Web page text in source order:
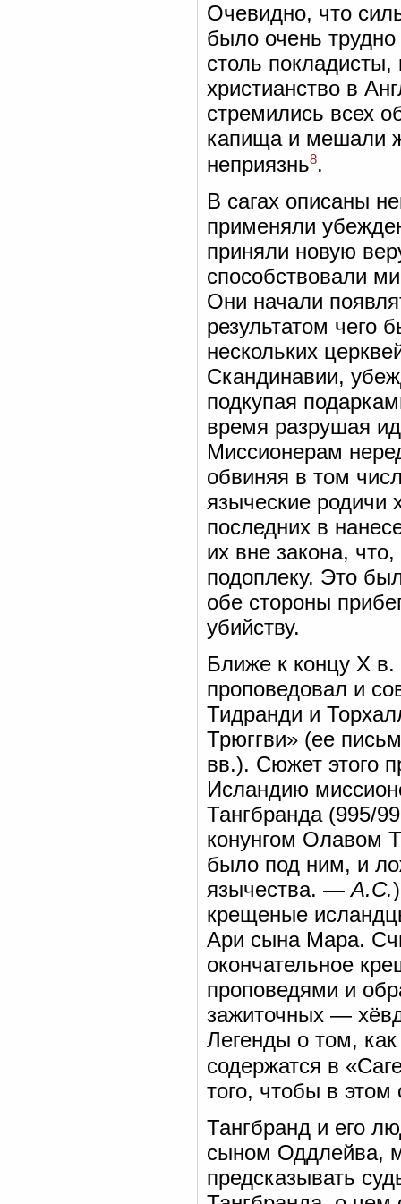
Очевидно, что
было очень
столь
христианство в
стремились всех
капища и мешали
неприязнь8.
В сагах описаны
применяли
приняли новую
способствовали
Они начали
результатом чего
нескольких
Скандинавии,
подкупая
время разрушая
Миссионерам
обвиняя в том
языческие родичи
последних в
их вне закона,
подоплеку. Это
обе стороны
убийству.
Ближе к концу X
проповедовал и
Тидранди и
Трюггви» (ее
вв.). Сюжет этого
Исландию
Тангбранда (995/
конунгом Олавом
было под ним, и
язычества. —А.С.
крещеные
Ари сына Мара.
окончательное
проповедями и
зажиточных —
Легенды о том,
содержатся в
того, чтобы в этом
Тангбранд и его
сыном Оддлейва,
предсказывать